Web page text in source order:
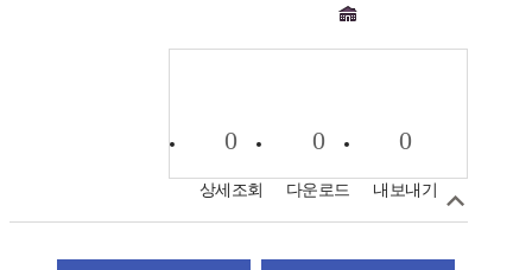
0
상세조회
0
다운로드
0
내보내기